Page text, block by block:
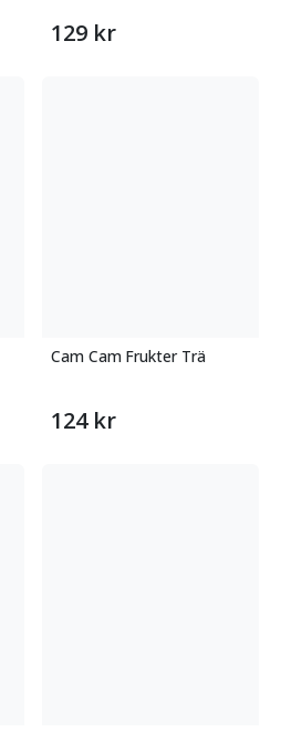
129 kr
Cam Cam Frukter Trä
124 kr